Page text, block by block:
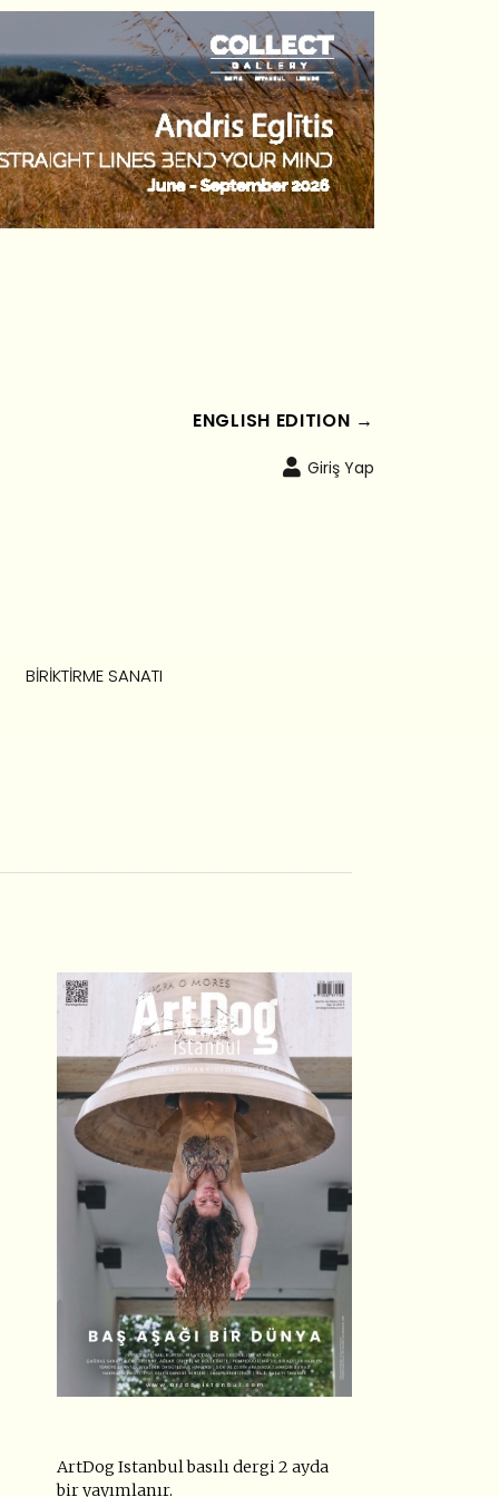
ENGLISH EDITION →
Giriş Yap
BIRIKTIRME SANATI
ArtDog Istanbul basılı dergi 2 ayda
bir yayımlanır.